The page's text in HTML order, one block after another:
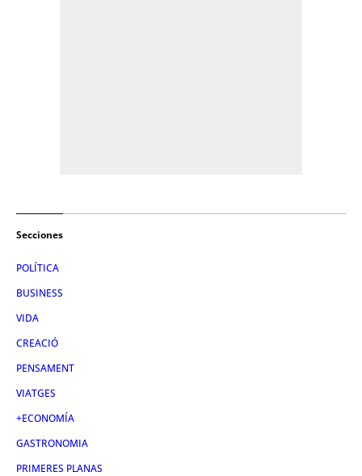
Secciones
POLÍTICA
BUSINESS
VIDA
CREACIÓ
PENSAMENT
VIATGES
+ECONOMÍA
GASTRONOMIA
PRIMERES PLANAS